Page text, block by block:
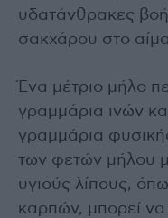
υδατάνθρακες
σακχάρου στο
Ένα μέτριο μήλο
γραμμάρια ινών
γραμμάρια
των φετών μήλου
υγιούς λίπους,
καρπών, μπορεί